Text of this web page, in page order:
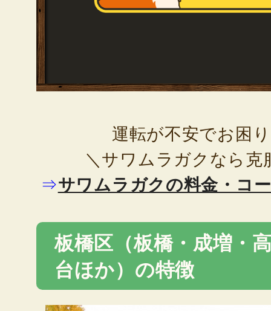
運転が不安でお困
＼サワムラガクなら克
⇒サワムラガクの料金・コ
板橋区（板橋・成増・
台ほか）の特徴